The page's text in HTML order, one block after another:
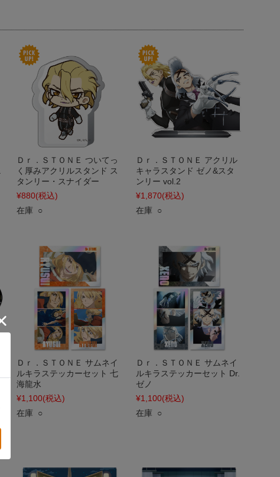
Ｄｒ．ＳＴＯＮＥ ついてっ
く厚みアクリルスタンド ス
タンリー・スナイダー
¥880(税込)
在庫 ○
Ｄｒ．ＳＴＯＮＥ アクリル
キャラスタンド ゼノ&スタ
ンリー vol.2
¥1,870(税込)
在庫 ○
Ｄｒ．ＳＴＯＮＥ サムネイ
ルキラステッカーセット 七
海龍水
¥1,100(税込)
在庫 ○
Ｄｒ．ＳＴＯＮＥ サムネイ
ルキラステッカーセット Dr.
ゼノ
¥1,100(税込)
在庫 ○